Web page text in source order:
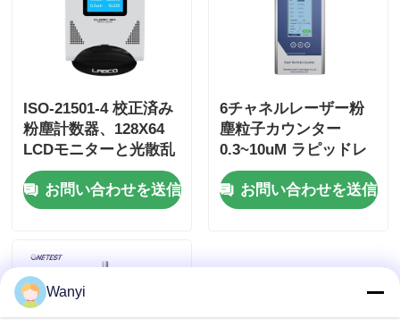
ISO-21501-4 校正済み
粉塵計数器、128X64
LCDモニターと光散乱
法によるリアルタイム
モニタリング
お問い合わせを送信
6チャネルレーザー粉
塵粒子カウンター
0.3~10uM ラピッドレ
ーザー空気粒子カウン
ターお問い合わせを送信
Wanyi